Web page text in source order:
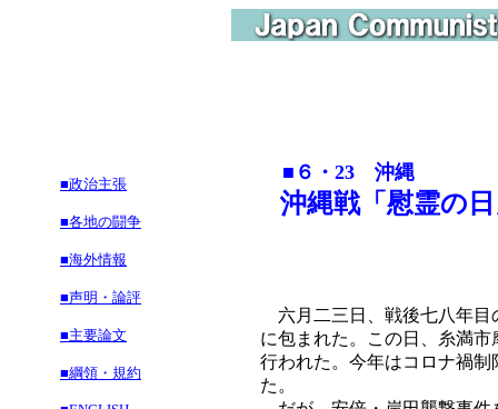
■政治主張
■各地の闘争
■海外情報
■声明・論評
■主要論文
■綱領・規約
■６・23 沖縄
沖縄戦「慰霊の
六月二三日、戦後七八年目
に包まれた。この日、糸満
行われた。今年はコロナ禍
た。